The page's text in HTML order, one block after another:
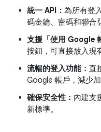
統一 API： 為所有登
碼金鑰、密碼和聯合
支援「使用 Google
按鈕，可直接放入現
流暢的登入功能： 直
Google 帳戶，減少
確保安全性： 內建支
新標準。